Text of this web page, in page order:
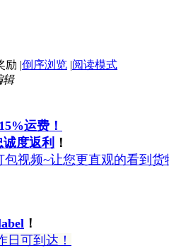
|倒序浏览 |阅读模式
辑
运费！
度返利 ！
视频~让您更直观的看到货
！
日可到达！